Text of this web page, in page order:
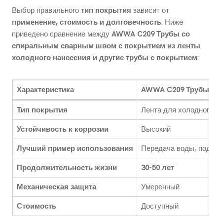
Выбор правильного тип покрытия зависит от
применение, стоимость и долговечность. Ниже
приведено сравнение между AWWA C209 Трубы со
спиральным сварным швом с покрытием из ленты
холодного нанесения и другие трубы с покрытием:
Характеристика AWWA C209 Трубы с
Тип покрытия
Лента для холодного
Устойчивость к коррозии
Высокий
Лучший пример использования
Передача воды,
Продолжительность жизни
30-50 лет
Механическая защита
Умеренный
Стоимость
Доступный